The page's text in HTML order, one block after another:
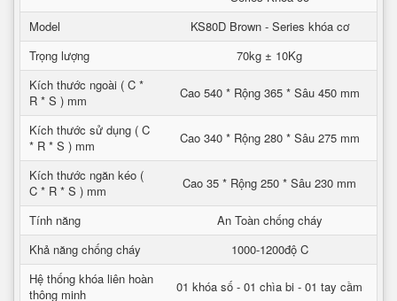
Model
KS80D Brown - Series khóa cơ
Trọng lượng
70kg ± 10Kg
Kích thước ngoài ( C *
R * S ) mm
Cao 540 * Rộng 365 * Sâu 450 mm
Kích thước sử dụng ( C
* R * S ) mm
Cao 340 * Rộng 280 * Sâu 275 mm
Kích thước ngăn kéo (
C * R * S ) mm
Cao 35 * Rộng 250 * Sâu 230 mm
Tính năng
An Toàn chống cháy
Khả năng chống cháy
1000-1200độ C
Hệ thống khóa liên hoàn
thông minh
01 khóa số - 01 chìa bi - 01 tay cầm